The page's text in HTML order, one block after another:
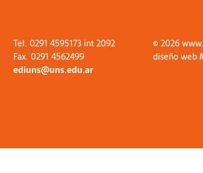
Tel. 0291 4595173 int 2092
Fax. 0291 4562499
ediuns@uns.edu.ar
© 2026
diseño web